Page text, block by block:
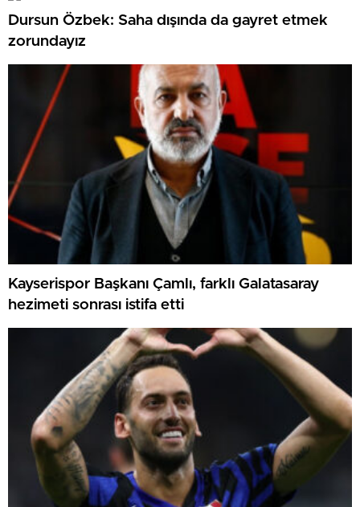
Dursun Özbek: Saha dışında da gayret etmek
zorundayız
Kayserispor Başkanı Çamlı, farklı Galatasaray
hezimeti sonrası istifa etti